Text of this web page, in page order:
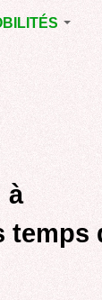
DOMAINE
:
DE PRESSE
à
temps